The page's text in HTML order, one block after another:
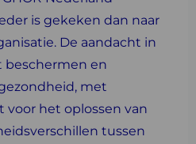
is gekeken dan naar
De aandacht in
beschermen en
met
voor het oplossen van
tussen